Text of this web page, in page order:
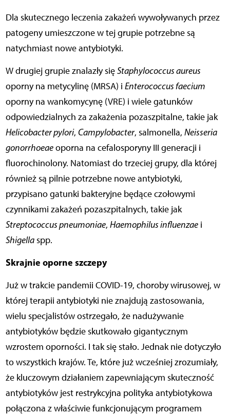
Dla skutecznego leczenia zakażeń wywoływanych przez
patogeny umieszczone w tej grupie potrzebne są
natychmiast nowe antybiotyki.
W drugiej grupie znalazły sięStaphylococcus aureus
oporny na metycylinę (MRSA) i Enterococcus faecium
oporny na wankomycynę (VRE) i wiele gatunków
odpowiedzialnych za zakażenia pozaszpitalne, takie jak
Helicobacter pylori, Campylobacter, salmonella, Neisseria
gonorrhoeaeoporna na cefalosporyny III generacji i
fluorochinolony. Natomiast do trzeciej grupy, dla której
również są pilnie potrzebne nowe antybiotyki,
przypisano gatunki bakteryjne będące czołowymi
czynnikami zakażeń pozaszpitalnych, takie jak
Streptococcus pneumoniae, Haemophilus influenzaei
Shigellaspp.
Skrajnie oporne szczepy
Już w trakcie pandemii COVID-19, choroby wirusowej, w
której terapii antybiotyki nie znajdują zastosowania,
wielu specjalistów ostrzegało, że nadużywanie
antybiotyków będzie skutkowało gigantycznym
wzrostem oporności. I tak się stało. Jednak nie dotyczyło
to wszystkich krajów. Te, które już wcześniej zrozumiały,
że kluczowym działaniem zapewniającym skuteczność
antybiotyków jest restrykcyjna polityka antybiotykowa
połączona z właściwie funkcjonującym programem